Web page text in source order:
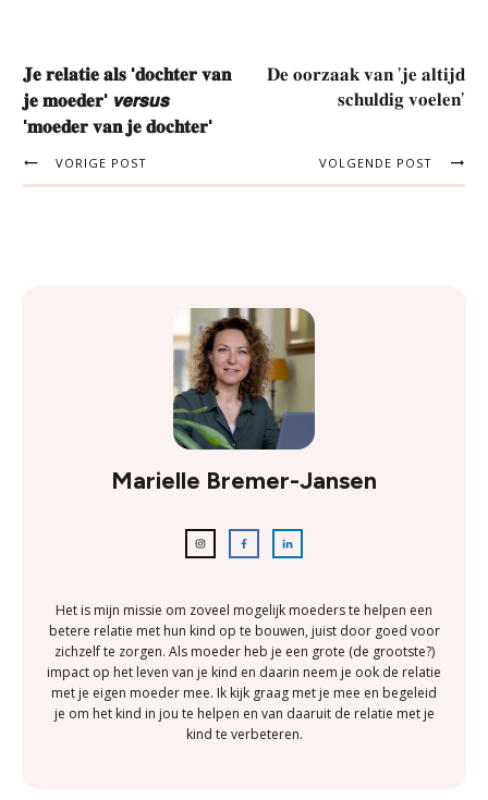
𝐉𝐞 𝐫𝐞𝐥𝐚𝐭𝐢𝐞 𝐚𝐥𝐬 '𝐝𝐨𝐜𝐡𝐭𝐞𝐫 𝐯𝐚𝐧
𝐣𝐞 𝐦𝐨𝐞𝐝𝐞𝐫' 𝙫𝙚𝙧𝙨𝙪𝙨
'𝐦𝐨𝐞𝐝𝐞𝐫 𝐯𝐚𝐧 𝐣𝐞 𝐝𝐨𝐜𝐡𝐭𝐞𝐫'
𝐃𝐞 𝐨𝐨𝐫𝐳𝐚𝐚𝐤 𝐯𝐚𝐧 '𝐣𝐞 𝐚𝐥𝐭𝐢𝐣𝐝
𝐬𝐜𝐡𝐮𝐥𝐝𝐢𝐠 𝐯𝐨𝐞𝐥𝐞𝐧'
VORIGE POST VOLGENDE POST
Marielle Bremer-Jansen
Het is mijn missie om zoveel mogelijk moeders te helpen een
betere relatie met hun kind op te bouwen, juist door goed voor
zichzelf te zorgen. Als moeder heb je een grote (de grootste?)
impact op het leven van je kind en daarin neem je ook de relatie
met je eigen moeder mee. Ik kijk graag met je mee en begeleid
je om het kind in jou te helpen en van daaruit de relatie met je
kind te verbeteren.